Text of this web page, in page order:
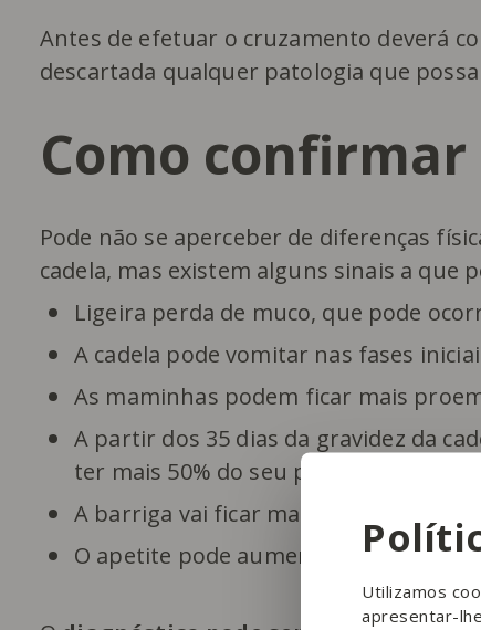
Utilizamos
apresentar-
Antes de efetuar o cruzamento deverá
descartada qualquer patologia que
Como confirmar
Pode não se aperceber de diferenças
cadela, mas existem alguns sinais a que
Ligeira perda de muco, que pode
A cadela pode vomitar nas fases
As maminhas podem ficar mais
A partir dos 35 dias da gravidez da
ter mais 50% do seu peso inicial;
A barriga vai ficar mais inchada a partir
O apetite pode aumentar na segunda